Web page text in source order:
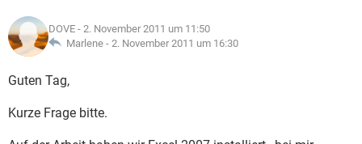
FACEBOOK
WHATSAPP TIKTOK
FACEBOOK
ANDROID
WINDOWS 10 INSTAGRAM
WHATSAPP
SPIELE STREAMING
ANDROID
WINDOWS 10
WHATSAPP
FACEBOOK HARDWARE
LEXIKON
SPIELE
DOVE - 2. November 2011 um 11:50
Marlene - 2. November 2011 um 16:30
Guten Tag,
Kurze Frage bitte.